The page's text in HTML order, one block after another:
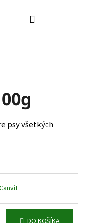
Nákupný
psy všetkých
Canvit
DO KOŠÍKA